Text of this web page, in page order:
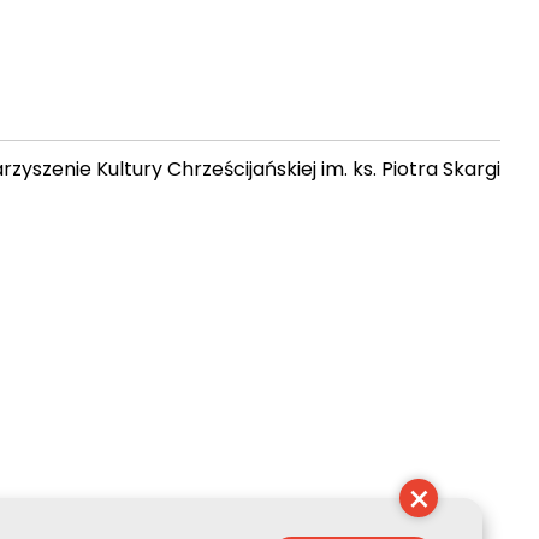
Kultury Chrześcijańskiej im. ks. Piotra Skargi
×